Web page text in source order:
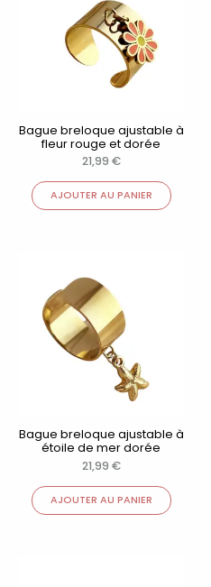
Bague breloque ajustable à
fleur rouge et dorée
21,99 €
AJOUTER AU PANIER
Bague breloque ajustable à
étoile de mer dorée
21,99 €
AJOUTER AU PANIER